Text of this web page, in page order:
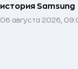
история Samsung
06 августа 2026,